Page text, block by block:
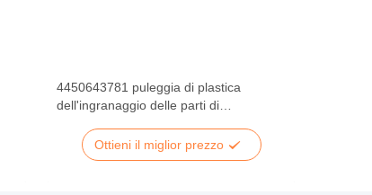
4450643781 puleggia di plastica
dell'ingranaggio delle parti di
dell'ncrOttieni il miglior prezzo